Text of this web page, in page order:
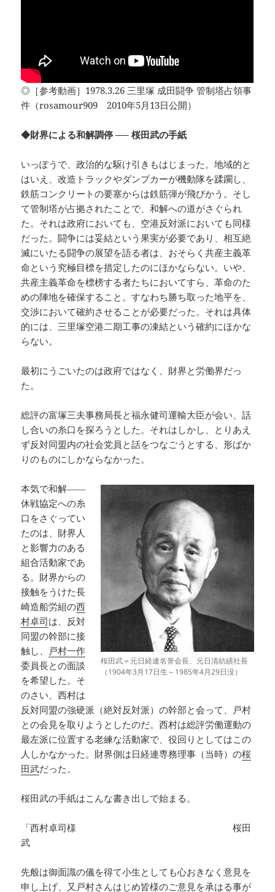
◎［参考動画］1978.3.26 三里塚 成田闘争 管制塔占領事
件（rosamour909 2010年5月13日公開）
◆財界による和解調停 ── 桜田武の手紙
いっぽうで、政治的な駆け引きもはじまった。地域的と
はいえ、改造トラックやダンプカーが機動隊を蹂躙し、
鉄筋コンクリートの要塞からは鉄筋弾が飛びかう。そし
て管制塔が占拠されたことで、和解への道がさぐられ
た。それは政府においても、空港反対派においても同様
だった。闘争には妥結という果実が必要であり、相互絶
滅にいたる闘争の展望を語る者は、おそらく共産主義革
命という究極目標を措定したのにほかならない。いや、
共産主義革命を標榜する者たちにおいてすら、革命のた
めの陣地を確保すること。すなわち勝ち取った地平を、
交渉において確約させることが必要だった。それは具体
的には、三里塚空港二期工事の凍結という確約にほかな
らない。
最初にうごいたのは政府ではなく、財界と労働界だっ
た。
総評の富塚三夫事務局長と福永健司運輸大臣が会い、話
し合いの糸口を探ろうとした。それはしかし、とりあえ
ず反対同盟内の社会党員と話をつなごうとする、形ばか
りのものにしかならなかった。
桜田武＝元日経連名誉会長、元日清紡績社長
（1904年3月17日生～1985年4月29日没）
本気で和解――
休戦協定への糸
口をさぐってい
たのは、財界人
と影響力のある
組合活動家であ
る。財界からの
接触をうけた長
崎造船労組の西
村卓司は、反対
同盟の幹部に接
触し、
戸村一作
委員長との面談
を希望した。そ
のさい、西村は
反対同盟の強硬派（絶対反対派）の幹部と会って、戸村
との会見を取りようとしたのだ。西村は総評労働運動の
最左派に位置する老練な活動家で、役回りとしてはこの
人しかなかった。財界側は日経連専務理事（当時）の桜
田武だった。
桜田武の手紙はこんな書き出しで始まる。
「西村卓司様 桜田
武
先般は御面識の儀を得て小生としても心おきなく意見を
申し上げ、又戸村さんはじめ皆様のご意見を承はる事が